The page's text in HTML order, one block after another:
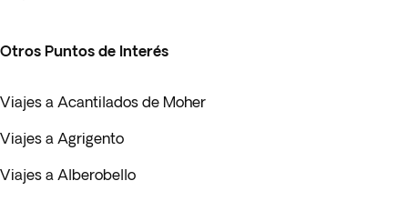
Otros Puntos de Interés
Viajes a Acantilados de Moher
Viajes a Agrigento
Viajes a Alberobello